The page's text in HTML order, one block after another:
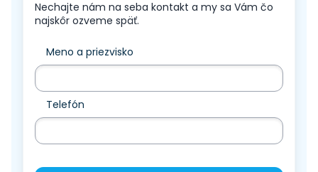
Nechajte nám na seba kontakt a my sa Vám čo
najskôr ozveme späť.
Meno a priezvisko
Telefón